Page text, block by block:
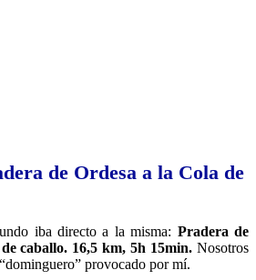
de Ordesa a la Cola de
iba directo a la misma: Pradera de
caballo. 16,5 km, 5h 15min. Nosotros
provocado por mí.